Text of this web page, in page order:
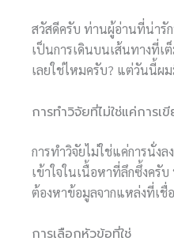
สวัสดีครับ ท่านผู้อ่านที่น่ารั
เป็นการเดินบนเส้นทางที่เ
เลยใช่ไหมครับ? แต่วันนี้ผ
การทำวิจัยที่ไม่ใช่แค่การเ
การทำวิจัยไม่ใช่แค่การนั่ง
เข้าใจในเนื้อหาที่ลึกซึ้งครั
ต้องหาข้อมูลจากแหล่งที่เชื่
การเลือกหัวข้อที่ใช่